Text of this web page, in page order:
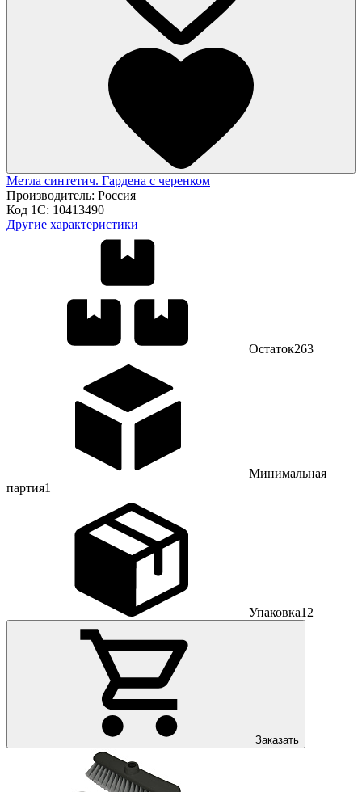
Метла синтетич. Гардена с черенком
Производитель: Россия
Код 1С: 10413490
Другие характеристики
Остаток263
Минимальная
партия1
Упаковка12
Заказать